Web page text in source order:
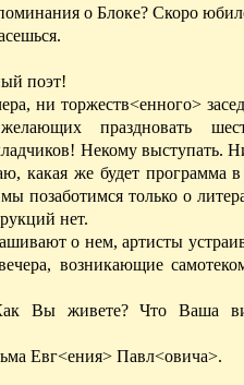
о Блоке? Скоро
поэт!
ниторжеств<енного>
праздновать
Некому выступать.
какая же будет программа
позаботимся только о
нет.
о нем, артисты
возникающие
Вы живете? Что Ваша
Евг<ения> Павл<овича>.